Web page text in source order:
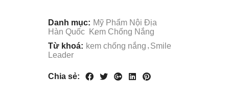
Danh mục: Mỹ Phẩm Nội Địa
Hàn Quốc
Kem Chống Nắng
Từ khoá: kem chống nắng Smile
Leader
Chia sẻ: